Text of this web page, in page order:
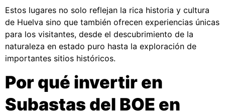
Estos lugares no solo reflejan la rica historia y cultura
de Huelva sino que también ofrecen experiencias únicas
para los visitantes, desde el descubrimiento de la
naturaleza en estado puro hasta la exploración de
importantes sitios históricos.
Por qué invertir en
Subastas del BOE en